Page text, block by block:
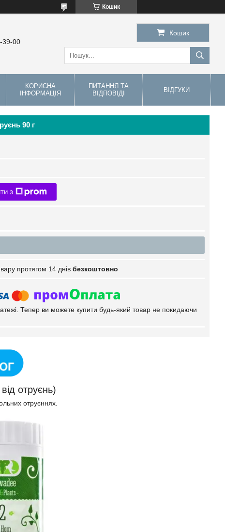
Кошик
39-00
Кошик
КОРИСНА
ІНФОРМАЦІЯ
ПИТАННЯ ТА
ВІДПОВІДІ
ВІДГУКИ
90 г
з
протягом 14 днів безкоштовно
Тепер ви можете купити будь-який товар не покидаючи
отруєнь)
отруєннях.